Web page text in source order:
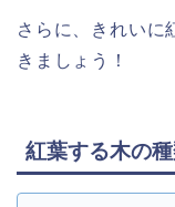
さらに、きれいに
きましょう！
紅葉する木の種